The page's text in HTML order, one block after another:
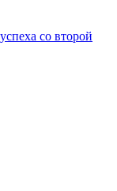
со второй